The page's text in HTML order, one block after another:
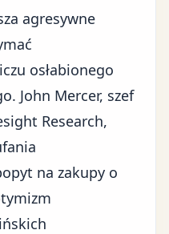
agresywne
osłabionego
John Mercer, szef
Research,
na zakupy o